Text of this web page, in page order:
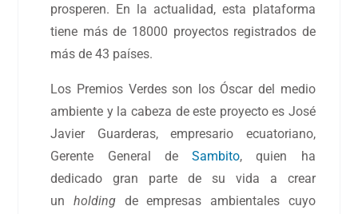
prosperen. En la actualidad, esta plataforma
tiene más de 18000 proyectos registrados de
más de 43 países.
Los Premios Verdes son los Óscar del medio
ambiente y la cabeza de este proyecto es José
Javier Guarderas, empresario ecuatoriano,
Gerente General deSambito, quien ha
dedicado gran parte de su vida a crear
unholding de empresas ambientales cuyo